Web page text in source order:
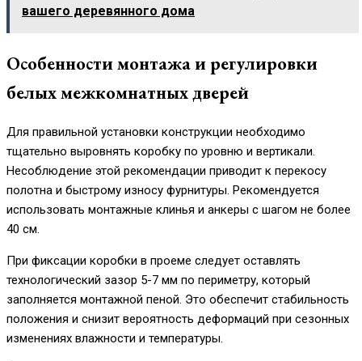
вашего деревянного дома
Особенности монтажа и регулировки
белых межкомнатных дверей
Для правильной установки конструкции необходимо
тщательно выровнять коробку по уровню и вертикали.
Несоблюдение этой рекомендации приводит к перекосу
полотна и быстрому износу фурнитуры. Рекомендуется
использовать монтажные клинья и анкеры с шагом не более
40 см.
При фиксации коробки в проеме следует оставлять
технологический зазор 5-7 мм по периметру, который
заполняется монтажной пеной. Это обеспечит стабильность
положения и снизит вероятность деформаций при сезонных
изменениях влажности и температуры.